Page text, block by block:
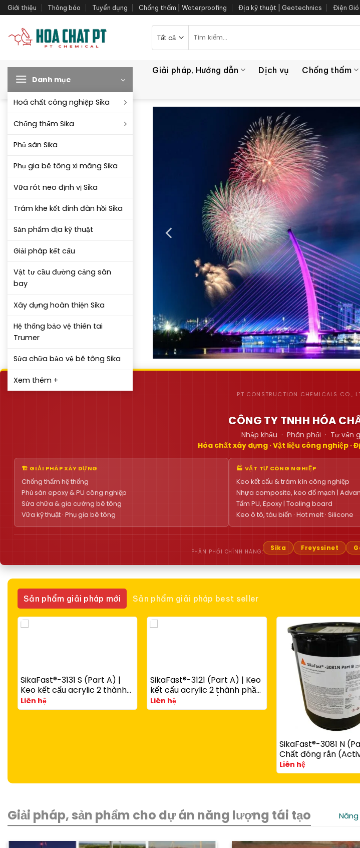
Bỏ
qua
dung
Giới thiệu Thông báo Tuyển dụng Chống thấm | Waterproofing Địa kỹ thuật | Geotechnics Điện Gió
kiếm:
Danh mục
Hoá chất công nghiệp Sika
Chống thấm Sika
Phủ sàn Sika
Phụ gia bê tông xi măng Sika
Vữa rót neo định vị Sika
Trám khe kết dính đàn hồi Sika
Sản phẩm địa kỹ thuật
Giải pháp kết cấu
Vật tư cầu đường cảng sân
bay
Xây dựng hoàn thiện Sika
Hệ thống bảo vệ thiên tai
Trumer
Sửa chữa bảo vệ bê tông Sika
Xem thêm +
Giải pháp, Hướng dẫn Dịch vụ Chống thấm
PT CONSTRUCTION CHEMICALS CO.,
CÔNG TY TNHH HÓA
Nhập khẩu · Phân phối · Tư vấn
Hóa chất xây dựng · Vật liệu công nghiệp ·
🏗 GIẢI PHÁP XÂY DỰNG
Chống thấm hệ thống
Phủ sàn epoxy & PU công nghiệp
Sửa chữa & gia cường bê tông
Vữa kỹ thuật · Phụ gia bê tông
🏭 VẬT TƯ CÔNG NGHIỆP
Keo kết cấu & trám kín công nghiệp
Nhựa composite, keo đổ mạch |
Tấm PU, Epoxy | Tooling board
Keo ô tô, tàu biển · Hot melt · Silicone
PHÂN PHỐI CHÍNH HÃNG: Sika Freyssinet
Sản phẩm giải pháp mới Sản phẩm giải pháp best seller
SikaFast®-3131 S (Part A) |
Keo kết cấu acrylic 2 thành
phần đóng rắn nhanh dùng
với SikaFast®-3081 N (Part B)
Liên hệ
SikaFast®-3121 (Part A) | Keo
kết cấu acrylic 2 thành phần
đóng rắn nhanh (dùng với
SikaFast®-3081 N Part B)
Liên hệ
SikaFast®-3081 N
Chất đóng rắn
cho keo acrylic kết
SikaFast® 3100
Liên hệ
Giải pháp, sản phẩm cho dự án năng lượng tái tạo